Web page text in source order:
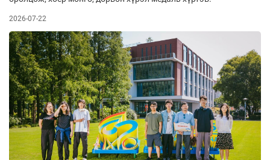
2026-07-22